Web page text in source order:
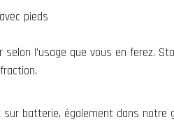
pieds
l’usage que vous en ferez.
batterie, également dans notre